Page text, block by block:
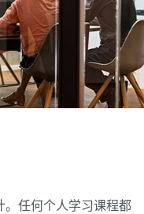
。任何个人学习课程都